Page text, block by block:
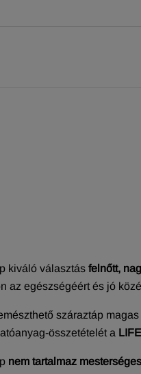
kiváló választás felnőtt,
az egészségéért és jó
száraztáp
összetételét a
nem tartalmaz